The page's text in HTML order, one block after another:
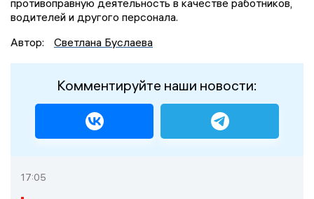
противоправную деятельность в качестве работников,
водителей и другого персонала.
Автор:
Светлана Буслаева
Комментируйте наши новости:
17:05